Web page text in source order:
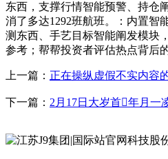
东西，支撑行情智能预警、持仓
消了多达1292班航班。：内置智
测东西、手艺目标智能阐发模块
参考；帮帮投资者评估热点背后
上一篇： 正在操纵虚假不实内容
下一篇： 2月17日大岁首年月一